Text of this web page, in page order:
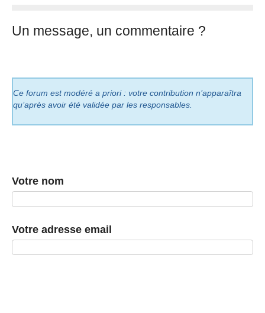
Un message, un commentaire ?
Ce forum est modéré a priori : votre contribution n’apparaîtra
qu’après avoir été validée par les responsables.
Votre nom
Votre adresse email